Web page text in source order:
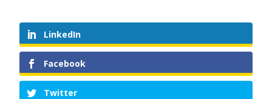
LinkedIn
Facebook
Twitter